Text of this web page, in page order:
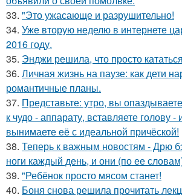
33. "Это ужасающе и разрушительно!
34. Уже вторую неделю в интернете
2016 году.
35. Энджи решила, что просто
36. Личная жизнь на паузе: как дети
романтичные планы.
37. Представьте: утро, вы
к чудо - аппарату, вставляете голову -
вынимаете её с идеальной причёской!
38. Теперь к важным новостям - Дрю
ноги каждый день, и они (по ее
39. "Ребёнок просто мясом станет!
40. Боня снова решила прочитать